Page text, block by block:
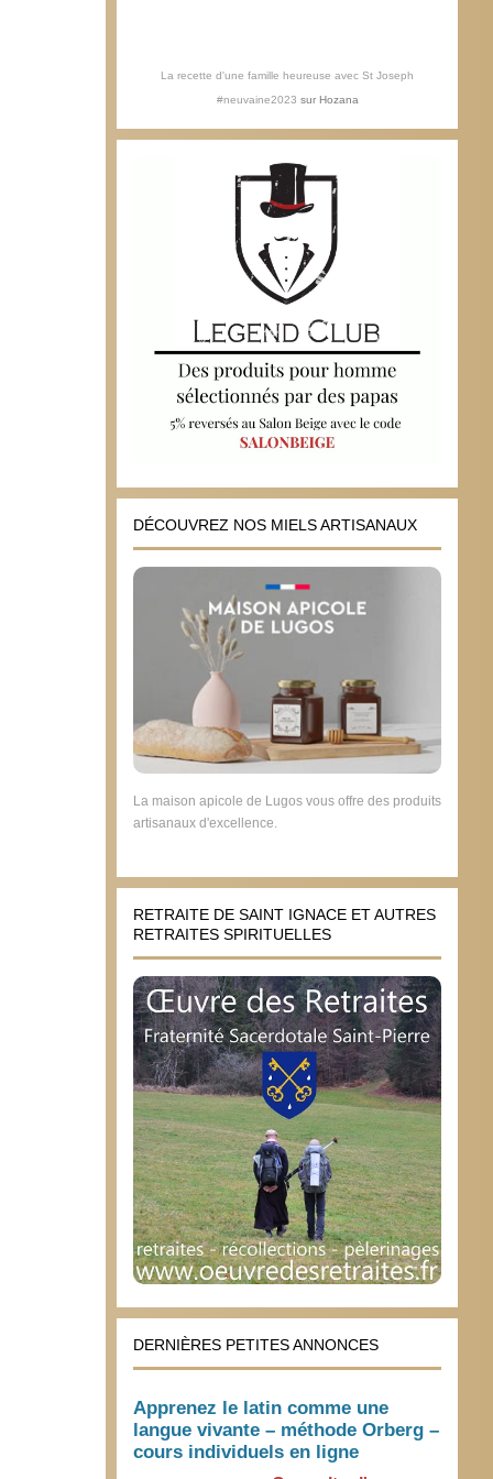
La recette d'une famille heureuse avec St Joseph
#neuvaine2023 sur Hozana
DÉCOUVREZ NOS MIELS ARTISANAUX
La maison apicole de Lugos vous offre des produits
artisanaux d'excellence.
RETRAITE DE SAINT IGNACE ET AUTRES
RETRAITES SPIRITUELLES
DERNIÈRES PETITES ANNONCES
Apprenez le latin comme une
langue vivante – méthode Orberg –
cours individuels en ligne